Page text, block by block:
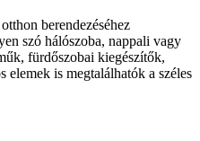
berendezéséhez
szó hálószoba, nappali vagy
fürdőszobai kiegészítők,
elemek is megtalálhatók a széles